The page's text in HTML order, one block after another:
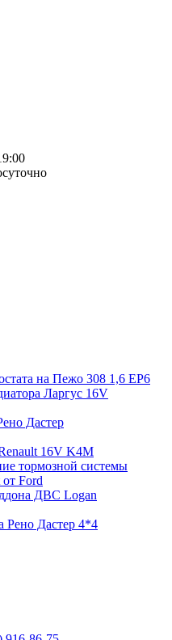
на Пежо 308 1,6 EP6
Ларгус 16V
Дастер
16V K4M
тормозной системы
Ford
ДВС Logan
Рено Дастер 4*4